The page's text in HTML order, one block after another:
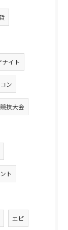
ナイト
ン
技大会
ト
エピ